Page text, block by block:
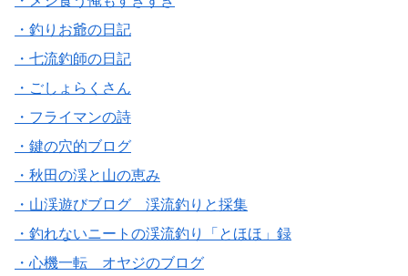
・釣りお爺の日記
・七流釣師の日記
・ごしょらくさん
・フライマンの詩
・鍵の穴的ブログ
・秋田の渓と山の恵み
・山渓遊びブログ 渓流釣りと採集
・釣れないニートの渓流釣り「とほほ」録
・心機一転 オヤジのブログ